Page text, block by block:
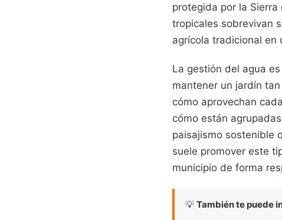
protegida por la
tropicales sobrevivan
agrícola tradicional en
La gestión del agua
mantener un jardín
cómo aprovechan
cómo están
paisajismo sostenible
suele promover este
municipio de forma
💡 También te puede